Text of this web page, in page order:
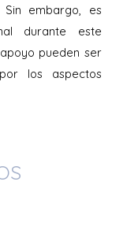
embargo, es
durante este
pueden ser
los aspectos